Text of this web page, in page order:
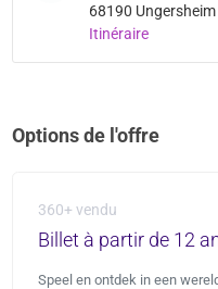
68190 Ungersheim
Itinéraire
Options de l'offre
360+ vendu
Billet à partir de 12
Speel en ontdek in een